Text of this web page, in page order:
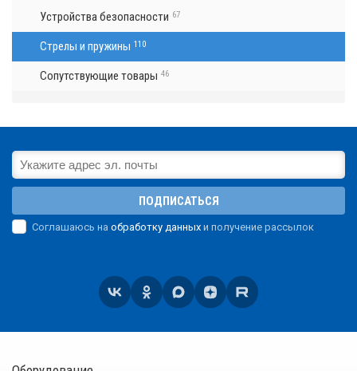
Устройства безопасности 67
Стрелы и пружины 110
Сопутствующие товары 46
ПОДПИСАТЬСЯ
Соглашаюсь на обработку данных и получение рассылок